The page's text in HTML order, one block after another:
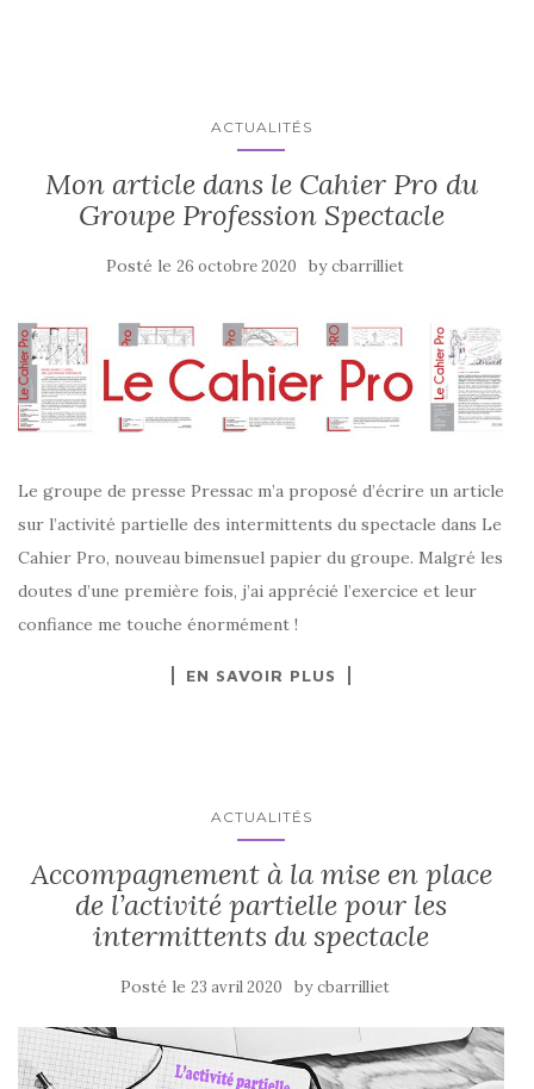
ACTUALITÉS
Mon article dans le Cahier Pro du
Groupe Profession Spectacle
Posté le 26 octobre 2020 bycbarrilliet
Le groupe de presse Pressac m’a proposé d’écrire un article
sur l’activité partielle des intermittents du spectacle dans Le
Cahier Pro, nouveau bimensuel papier du groupe. Malgré les
doutes d’une première fois, j’ai apprécié l’exercice et leur
confiance me touche énormément !
EN SAVOIR PLUS
ACTUALITÉS
Accompagnement à la mise en place
de l’activité partielle pour les
intermittents du spectacle
Posté le 23 avril 2020 bycbarrilliet